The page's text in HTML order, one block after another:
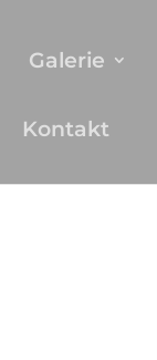
Galerie
Kontakt